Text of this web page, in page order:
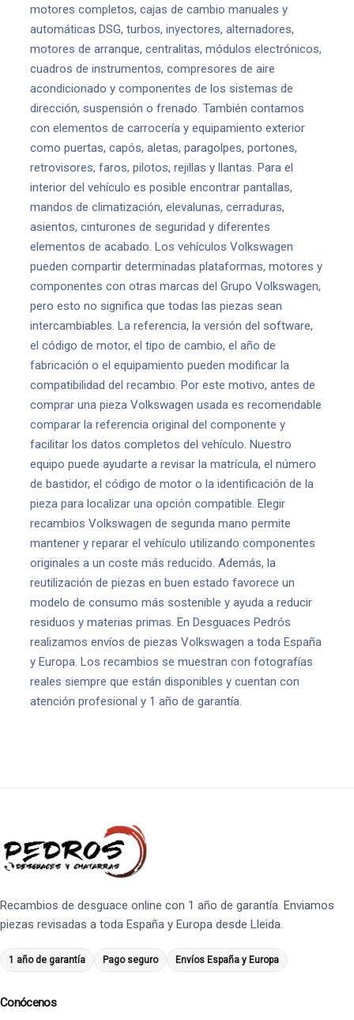
motores completos, cajas de cambio manuales y
automáticas DSG, turbos, inyectores, alternadores,
motores de arranque, centralitas, módulos electrónicos,
cuadros de instrumentos, compresores de aire
acondicionado y componentes de los sistemas de
dirección, suspensión o frenado. También contamos
con elementos de carrocería y equipamiento exterior
como puertas, capós, aletas, paragolpes, portones,
retrovisores, faros, pilotos, rejillas y llantas. Para el
interior del vehículo es posible encontrar pantallas,
mandos de climatización, elevalunas, cerraduras,
asientos, cinturones de seguridad y diferentes
elementos de acabado. Los vehículos Volkswagen
pueden compartir determinadas plataformas, motores y
componentes con otras marcas del Grupo Volkswagen,
pero esto no significa que todas las piezas sean
intercambiables. La referencia, la versión del software,
el código de motor, el tipo de cambio, el año de
fabricación o el equipamiento pueden modificar la
compatibilidad del recambio. Por este motivo, antes de
comprar una pieza Volkswagen usada es recomendable
comparar la referencia original del componente y
facilitar los datos completos del vehículo. Nuestro
equipo puede ayudarte a revisar la matrícula, el número
de bastidor, el código de motor o la identificación de la
pieza para localizar una opción compatible. Elegir
recambios Volkswagen de segunda mano permite
mantener y reparar el vehículo utilizando componentes
originales a un coste más reducido. Además, la
reutilización de piezas en buen estado favorece un
modelo de consumo más sostenible y ayuda a reducir
residuos y materias primas. En Desguaces Pedrós
realizamos envíos de piezas Volkswagen a toda España
y Europa. Los recambios se muestran con fotografías
reales siempre que están disponibles y cuentan con
atención profesional y 1 año de garantía.
Recambios de desguace online con 1 año de garantía. Enviamos
piezas revisadas a toda España y Europa desde Lleida.
1 año de garantía Pago seguro Envíos España y Europa
Conócenos